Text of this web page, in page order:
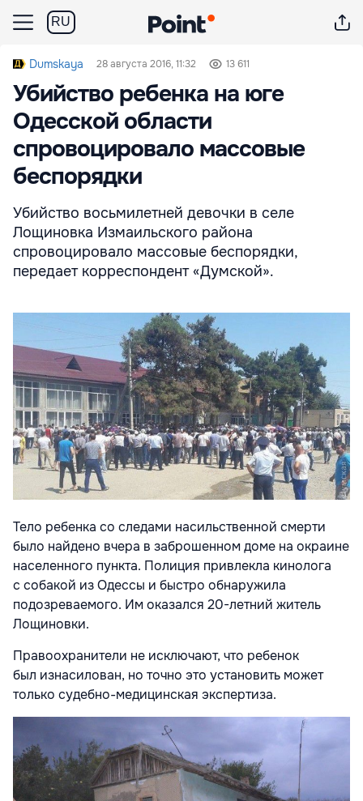
RU
Dumskaya 28 августа 2016, 11:32 13 611
Убийство ребенка на юге
Одесской области
спровоцировало массовые
беспорядки
Убийство восьмилетней девочки в селе
Лощиновка Измаильского района
спровоцировало массовые беспорядки,
передает корреспондент «Думской».
Тело ребенка со следами насильственной смерти
было найдено вчера в заброшенном доме на окраине
населенного пункта. Полиция привлекла кинолога
с собакой из Одессы и быстро обнаружила
подозреваемого. Им оказался 20-летний житель
Лощиновки.
Правоохранители не исключают, что ребенок
был изнасилован, но точно это установить может
только судебно-медицинская экспертиза.